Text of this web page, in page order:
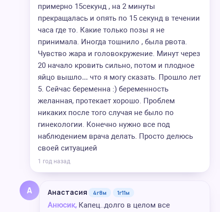
примерно 15секунд , на 2 минуты
прекращалась и опять по 15 секунд в течении
часа где то. Какие только позы я не
принимала. Иногда тошнило , была рвота.
Чувство жара и головокружение. Минут через
20 начало кровить сильно, потом и плодное
яйцо вышло… что я могу сказать. Прошло лет
5. Сейчас беременна :) беременность
желанная, протекает хорошо. Проблем
никаких после того случая не было по
гинекологии. Конечно нужно все под
наблюдением врача делать. Просто делюсь
своей ситуацией
1 год назад
А Анастасия 4г8м 1г11м
Анюсик, Капец..долго в целом все